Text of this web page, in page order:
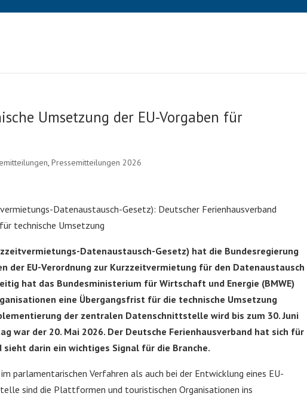
Umsetzung der EU-Vorgaben für
,Pressemitteilungen 2026
Datenaustausch-Gesetz): Deutscher Ferienhausverband
technische Umsetzung
Datenaustausch-Gesetz) hat die Bundesregierung
der EU-Verordnung zur Kurzzeitvermietung für den Datenaustausch
hat das Bundesministerium für Wirtschaft und Energie (BMWE)
eine Übergangsfrist für die technische Umsetzung
der zentralen Datenschnittstelle wird bis zum 30. Juni
war der 20. Mai 2026. Der Deutsche Ferienhausverband hat sich für
darin ein wichtiges Signal für die Branche.
parlamentarischen Verfahren als auch bei der Entwicklung eines EU-
sind die Plattformen und touristischen Organisationen ins